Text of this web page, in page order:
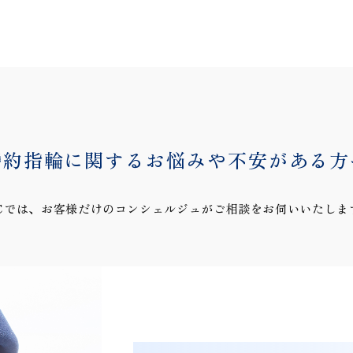
指輪に関するお悩みや不安がある
は、お客様だけのコンシェルジュがご相談をお伺いいたしま